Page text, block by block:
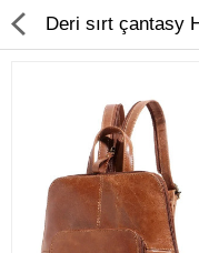
Noutbuk
Deri sırt çantasy